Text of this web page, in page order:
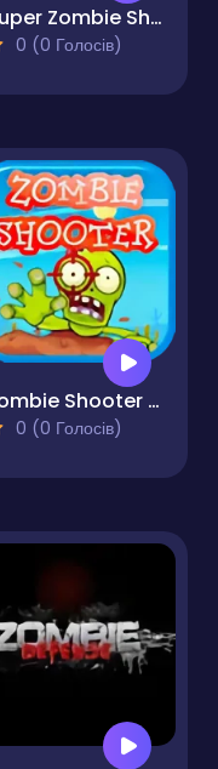
Super Zombie Shooter
0 (0 Голосів)
Zombie Shooter Apocalypse
0 (0 Голосів)